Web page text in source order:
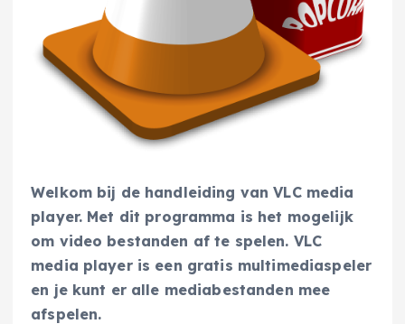
Welkom bij de handleiding van VLC media
player. Met dit programma is het mogelijk
om video bestanden af te spelen. VLC
media player is een gratis multimediaspeler
en je kunt er alle mediabestanden mee
afspelen.